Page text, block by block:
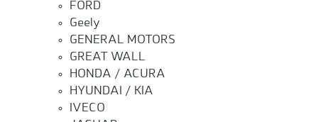
FORD
Geely
GENERAL MOTORS
GREAT WALL
HONDA / ACURA
HYUNDAI / KIA
IVECO